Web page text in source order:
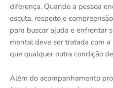
diferença. Quando a pessoa
escuta, respeito e
para buscar ajuda e enfrentar
mental deve ser tratada com
que qualquer outra condição
Além do acompanhamento